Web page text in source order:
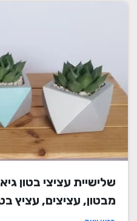
שלישיית עציצי בטון
מבטון, עציצים, עציץ